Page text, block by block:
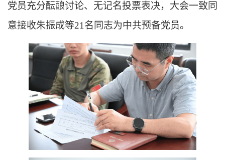
党员充分酝酿讨论、无记名投票表决，大会一致同
意接收朱振成等21名同志为中共预备党员。